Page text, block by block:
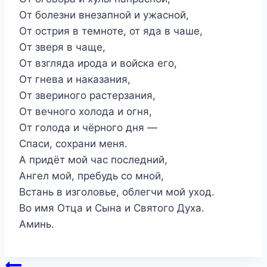
От болезни внезапной и ужасной,
От острия в темноте, от яда в чаше,
От зверя в чаще,
От взгляда ирода и войска его,
От гнева и наказания,
От звериного растерзания,
От вечного холода и огня,
От голода и чёрного дня —
Спаси, сохрани меня.
А придёт мой час последний,
Ангел мой, пребудь со мной,
Встань в изголовье, облегчи мой уход.
Во имя Отца и Сына и Святого Духа.
Аминь.